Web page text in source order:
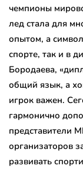
чемпионы
лед стала для
опытом, а
спорте, так и в
Бородаева,
общий язык, а
игрок важен.
гармонично
представители
организаторов
развивать